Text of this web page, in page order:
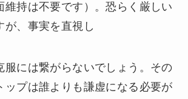
維持は不要です）。恐らく厳しい
が、事実を直視し
服には繋がらないでしょう。その
ップは誰よりも謙虚になる必要が